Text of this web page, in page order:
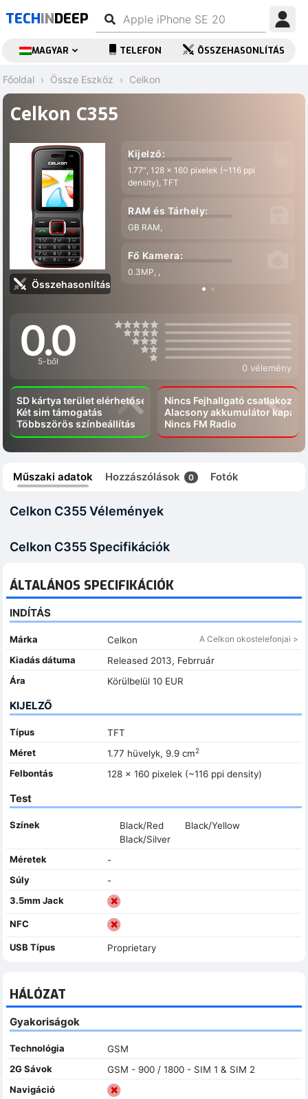
TECHINDEEP
MAGYAR TELEFON ÖSSZEHASONLÍTÁS
Főoldal Össze Eszköz Celkon
Celkon C355
Összehasonlítás
Kijelző:
1.77″, 128 x 160 pixelek (~116 ppi
density), TFT
RAM és Tárhely:
GB RAM,
Fő Kamera:
0.3MP, ,
0.0
5-ből
0 vélemény
SD kártya terület elérhetőség
Két sim támogatás
Többszörös színbeállítás
Nincs Fejhallgató csatlakozó
Alacsony akkumulátor
Nincs FM Radio
Műszaki adatok Hozzászólások 0 Fotók
Celkon C355 Vélemények
Celkon C355 Specifikációk
ÁLTALÁNOS SPECIFIKÁCIÓK
INDÍTÁS
Márka Celkon A Celkon okostelefonjai >
Kiadás dátuma
Released 2013, Febrruár
Ára
Körülbelül 10 EUR
KIJELZŐ
Típus
TFT
Méret
1.77 hüvelyk, 9.9 cm2
Felbontás 128 x 160 pixelek (~116 ppi density)
Test
Színek Black/Red
Black/Yellow
Black/Silver
Méretek
-
Súly
-
3.5mm Jack
NFC
USB Típus Proprietary
HÁLÓZAT
Gyakoriságok
Technológia
GSM
2G Sávok
GSM - 900 / 1800 - SIM 1 & SIM 2
Navigáció